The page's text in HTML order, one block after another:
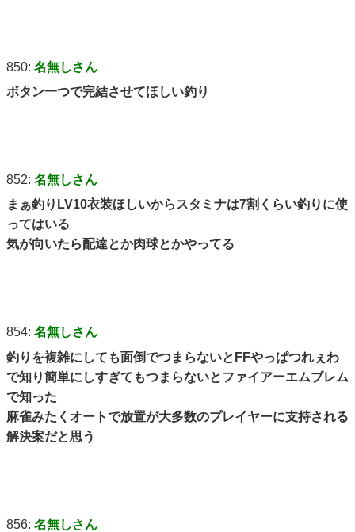
850: 名無しさん
ボタン一つで完結させてほしい釣り
852: 名無しさん
まぁ釣りLV10衣装ほしいからスタミナは7割くらい釣りに使
ってはいる
気が向いたら配達とか肉球とかやってる
854: 名無しさん
釣りを複雑にしても面倒でつまらないとFFやっぱつれぇわ
で知り簡単にしすぎてもつまらないとファイアーエムブレム
で知った
麻雀みたくオートで放置が大多数のプレイヤーに支持される
解決案だと思う
856: 名無しさん